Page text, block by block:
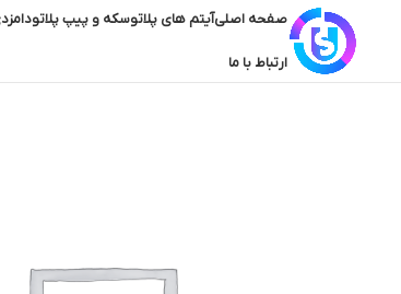
صفحه اصلیآیتم های پلاتوسکه و پیپ پلاتو
ارتباط با ما